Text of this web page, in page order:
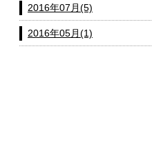
2016年07月(5)
2016年05月(1)